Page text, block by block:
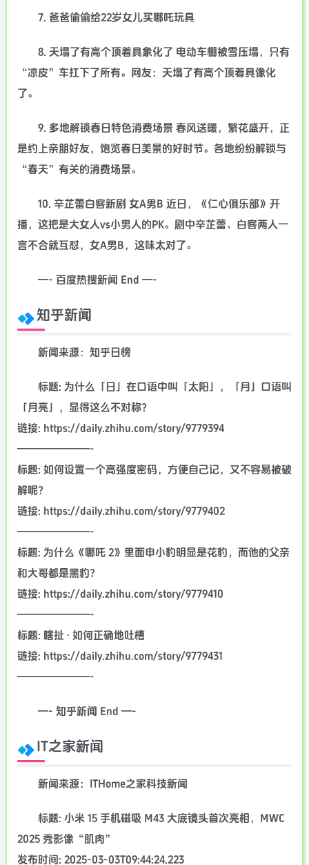
7. 爸爸偷偷给22岁女儿买哪吒玩具
8. 天塌了有高个顶着具象化了 电动车棚被雪压塌，只有
“凉皮”车扛下了所有。网友：天塌了有高个顶着具像化
了。
9. 多地解锁春日特色消费场景 春风送暖，繁花盛开，正
是约上亲朋好友，饱览春日美景的好时节。各地纷纷解锁与
“春天”有关的消费场景。
10. 辛芷蕾白客新剧 女A男B 近日，《仁心俱乐部》开
播，这把是大女人vs小男人的PK。剧中辛芷蕾、白客两人一
言不合就互怼，女A男B，这味太对了。
—- 百度热搜新闻 End —-
知乎新闻
新闻来源：知乎日榜
标题: 为什么「日」在口语中叫「太阳」，「月」口语叫
「月亮」，显得这么不对称？
链接: https://daily.zhihu.com/story/9779394
———————-
标题: 如何设置一个高强度密码，方便自己记，又不容易被破
解呢？
链接: https://daily.zhihu.com/story/9779402
———————-
标题: 为什么《哪吒 2》里面申小豹明显是花豹，而他的父亲
和大哥都是黑豹?
链接: https://daily.zhihu.com/story/9779410
———————-
标题: 瞎扯 · 如何正确地吐槽
链接: https://daily.zhihu.com/story/9779431
———————-
—- 知乎新闻 End —-
IT之家新闻
新闻来源：ITHome之家科技新闻
标题: 小米 15 手机磁吸 M43 大底镜头首次亮相，MWC
2025 秀影像“肌肉”
发布时间: 2025-03-03T09:44:24.223